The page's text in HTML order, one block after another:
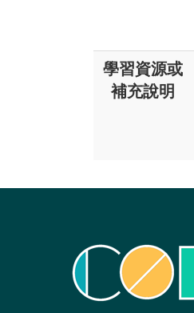
學習資源或
補充說明